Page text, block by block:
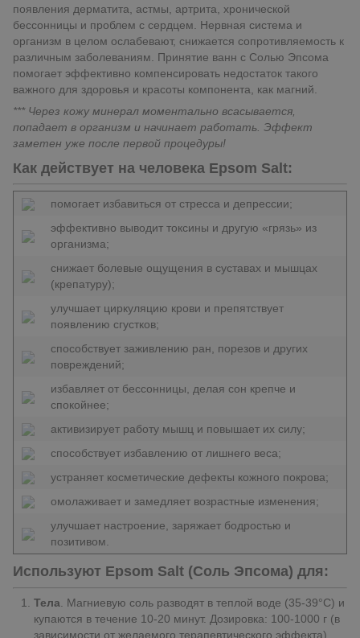
появления дерматита, астмы, артрита, хронической
бессонницы и проблем с сердцем. Нервная система и
организм в целом ослабевают, снижается сопротивляемость к
различным заболеваниям. Принятие ванн с Солью Эпсома
помогает эффективно компенсировать недостаток такого
важного для здоровья и красоты компонента, как магний.
*** Через кожу минерал моментально всасывается,
попадает в организм и начинает работать. Эффект
заметен уже после первой процедуры!
Как действует на человека Epsom Salt:
помогает избавиться от стресса и депрессии;
эффективно выводит токсины и другую «грязь» из
организма;
снижает болевые ощущения в суставах и мышцах
(крепатуру);
улучшает циркуляцию крови и препятствует
появлению сгустков;
способствует заживлению ран, порезов и других
повреждений;
избавляет от бессонницы, делая сон крепче и
спокойнее;
активизирует работу мышц и повышает их силу;
способствует избавлению от лишнего веса;
устраняет косметические дефекты кожного покрова;
омолаживает и замедляет возрастные изменения;
улучшает настроение, заряжает бодростью и
позитивом.
Используют Epsom Salt (Соль Эпсома) для:
Тела . Магниевую соль разводят в теплой воде (35-39°C) и
купаются в течение 10-20 минут. Дозировка: 100-1000 г (в
зависимости от желаемого терапевтического эффекта).